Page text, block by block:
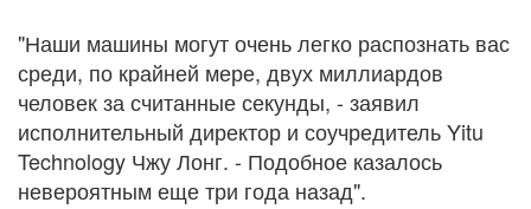
"Наши машины могут очень легко распознать вас
среди, по крайней мере, двух миллиардов
человек за считанные секунды, - заявил
исполнительный директор и соучредитель Yitu
Technology Чжу Лонг. - Подобное казалось
невероятным еще три года назад".